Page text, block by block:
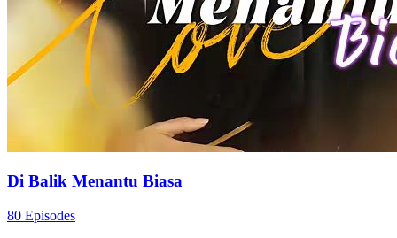
Di Balik Menantu Biasa
80 Episodes